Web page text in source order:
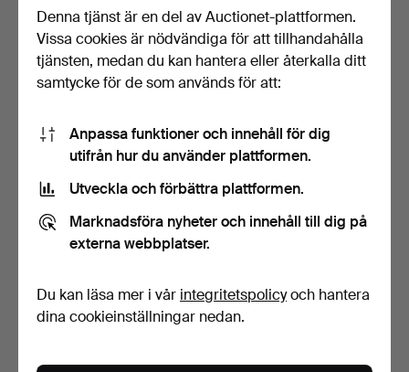
LAMPFÖTTER paret,
porslin, Rosenthal.
2 bud
27 USD
FÅTÖLJ Rokokostil, 1800-
tal.
8 bud
53 USD
Denna tjänst är en del av Auctionet-plattformen.
Vissa cookies är nödvändiga för att tillhandahålla
tjänsten, medan du kan hantera eller återkalla ditt
samtycke för de som används för att:
Anpassa funktioner och innehåll för dig
utifrån hur du använder plattformen.
Utveckla och förbättra plattformen.
Marknadsföra nyheter och innehåll till dig på
externa webbplatser.
Du kan läsa mer i vår integritetspolicyoch hantera
dina cookieinställningar nedan.